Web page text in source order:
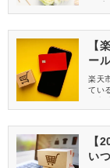
信し
【
ー
楽天
てい
がい
さい
【
い